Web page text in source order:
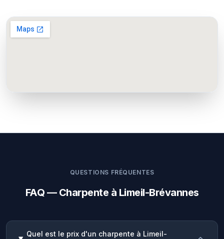
QUESTIONS FRÉQUENTES
FAQ — Charpente à Limeil-Brévannes
Quel est le prix d'un charpente à Limeil-